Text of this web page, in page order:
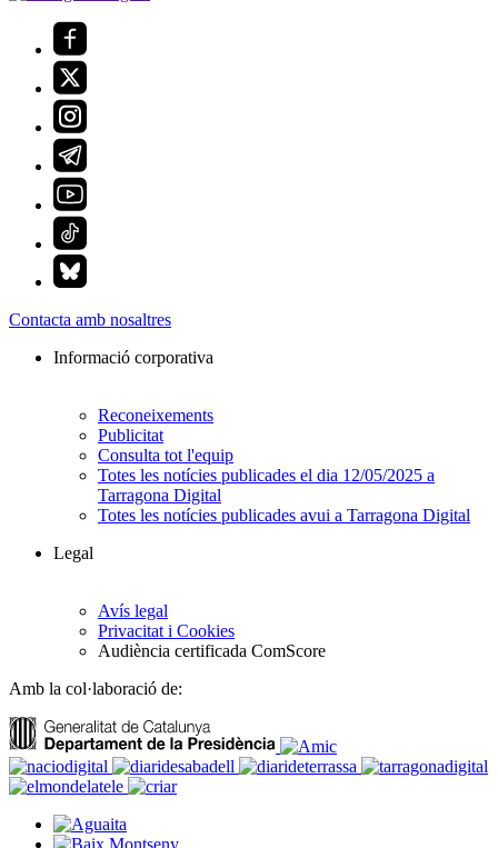
Contacta amb nosaltres
Informació corporativa
Reconeixements
Publicitat
Consulta tot l'equip
Totes les notícies publicades el dia 12/05/2025 a
Tarragona Digital
Totes les notícies publicades avui a Tarragona Digital
Legal
Avís legal
Privacitat i Cookies
Audiència certificada ComScore
Amb la col·laboració de: